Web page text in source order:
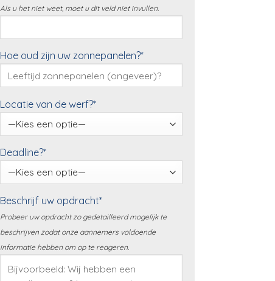
Als u het niet weet, moet u dit veld niet invullen.
Hoe oud zijn uw zonnepanelen?*
Locatie van de werf?*
Deadline?*
Beschrijf uw opdracht*
Probeer uw opdracht zo gedetailleerd mogelijk te
beschrijven zodat onze aannemers voldoende
informatie hebben om op te reageren.